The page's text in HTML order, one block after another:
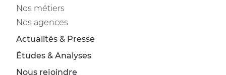
Nos métiers
Nos agences
Actualités & Presse
Études & Analyses
Nous rejoindre